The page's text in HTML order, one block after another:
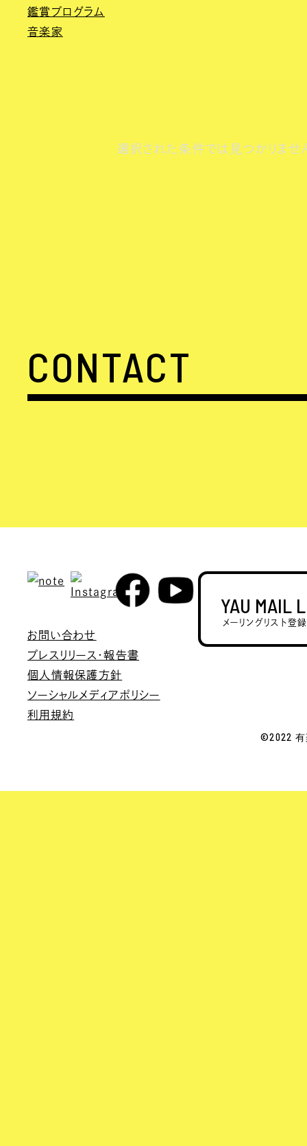
鑑賞プログラム
音楽家
選択された条件では見つかりませ
CONTACT
YAU MAIL
メーリングリスト登
お問い合わせ
プレスリリース・報告書
個人情報保護方針
ソーシャルメディアポリシー
利用規約
©2022 有